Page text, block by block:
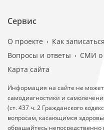
Сервис
О проекте Как
Вопросы и ответы
СМИ о
Карта сайта
Информация на сайте не
самодиагностики и
(ст. 437 ч. 2 Гражданского
вопросам, касающимся
обращайтесь